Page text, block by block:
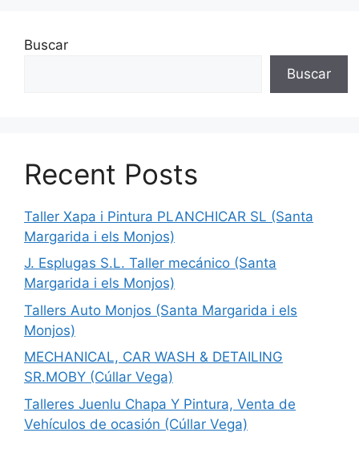
Buscar
Buscar
Recent Posts
Taller Xapa i Pintura PLANCHICAR SL (Santa
Margarida i els Monjos)
J. Esplugas S.L. Taller mecánico (Santa
Margarida i els Monjos)
Tallers Auto Monjos (Santa Margarida i els
Monjos)
MECHANICAL, CAR WASH & DETAILING
SR.MOBY (Cúllar Vega)
Talleres Juenlu Chapa Y Pintura, Venta de
Vehículos de ocasión (Cúllar Vega)